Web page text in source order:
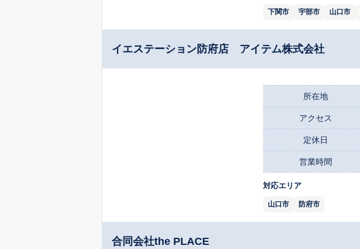
下関市 宇部市 山口市
イエステーション防府店 アイテム株式会社
所在地
アクセス
定休日
営業時間
対応エリア
山口市 防府市
合同会社the PLACE